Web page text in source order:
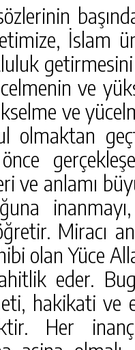
İslam
ve
ve
olmaktan
ve anlamı
Miracı
olan Yüce
eder.
hakikati ve
Her